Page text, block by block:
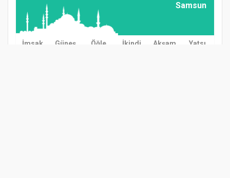
Samsun
İmsak Güneş Öğle İkindi Akşam
Yatsı